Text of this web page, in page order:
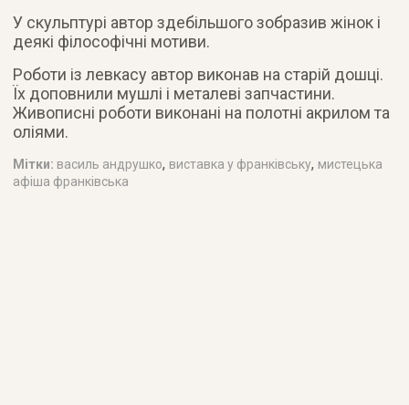
У скульптурі автор здебільшого зобразив жінок і
деякі філософічні мотиви.
Роботи із левкасу автор виконав на старій дошці.
Їх доповнили мушлі і металеві запчастини.
Живописні роботи виконані на полотні акрилом та
оліями.
Мітки: василь андрушко, виставка у франківську, мистецька
афіша франківська